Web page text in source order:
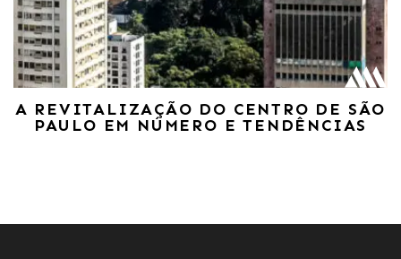
A REVITALIZAÇÃO DO CENTRO DE SÃO
PAULO EM NÚMERO E TENDÊNCIAS